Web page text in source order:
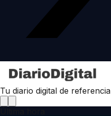
Tu diario digital de referencia